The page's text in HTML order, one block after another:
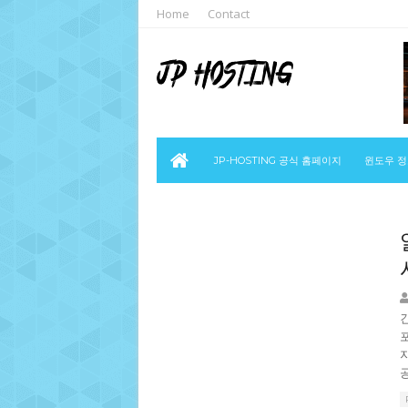
Home Contact
JP-HOSTING 공식 홈페이지 윈도우